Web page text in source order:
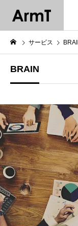
サービス
BRAIN